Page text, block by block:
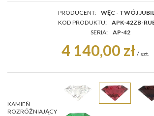
PRODUCENT:
WĘC - TWÓJ
KOD PRODUKTU:
APK-42ZB-
SERIA:
AP-42
4 140,00 zł / szt.
KAMIEŃ
ROZRÓŻNIAJĄCY